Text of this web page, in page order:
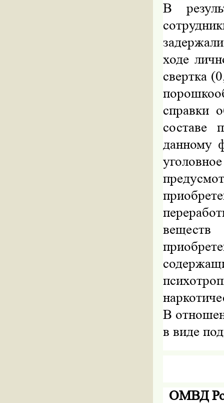
В
ходе
свертка
справки
составе
данному
В
в виде
ОМВД